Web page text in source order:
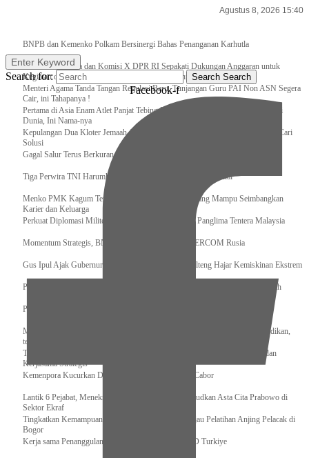
Agustus 8, 2026 15:40
BNPB dan Kemenko Polkam Bersinergi Bahas Penanganan Karhutla
Raker Kemenpora dan Komisi X DPR RI Sepakati Dukungan Anggaran untuk
Kegiatan dan Program Prioritas Pemuda dan Olahraga
Menteri Agama Tanda Tangan Regulasi Baru, Tunjangan Guru PAI Non ASN Segera
Cair, ini Tahapanya !
Pertama di Asia Enam Atlet Panjat Tebing Indonesia Taklukkan Tebing Tertinggi
Dunia, Ini Nama-nya
Kepulangan Dua Kloter Jemaah Asal Surabaya Tertunda, Kemenag Upayakan Cari
Solusi
Gagal Salur Terus Berkurang, Gus Ipul: 405 Ribu Lebih Bansos Cair
Tiga Perwira TNI Harumkan Indonesia Di Kancah Internasional
Menko PMK Kagum Terhadap Perempuan Modern yang Mampu Seimbangkan
Karier dan Keluarga
Perkuat Diplomasi Militer, Panglima TNI Terima CC Panglima Tentera Malaysia
Momentum Strategis, BNPB Terima Kunjungan EMERCOM Rusia
Gus Ipul Ajak Gubernur dan Bupati/Wali Kota se-Kalteng Hajar Kemiskinan Ekstrem
Panglima TNI Sambut Kedatangan Presiden RI Usai Lawatan ke Timur Tengah
Pengurus Pusat Pordasi Pacu Dapat Pesan dari Sri Paduka
Menag RI dan Dua Menteri Yordania Jalin Sinergi Bidang Wakaf dan Pendidikan,
termasuk Beasiswa
Tiba di Tanah Air, Presiden Prabowo Subianto Bawa Komitmen Investasi dan
Kerjasama Strategis
Kemenpora Kucurkan Dana untuk Pelatnas pada 13 Cabor
Lantik 6 Pejabat, Menekraf Tegaskan Komitmen Wujudkan Asta Cita Prabowo di
Sektor Ekraf
Tingkatkan Kemampuan K9 TNI, Panglima TNI Tinjau Pelatihan Anjing Pelacak di
Bogor
Kerja sama Penanggulangan Bencana BNPB – AFAD Turkiye
Enter Keyword
Search for: Search Search
Facebook-f